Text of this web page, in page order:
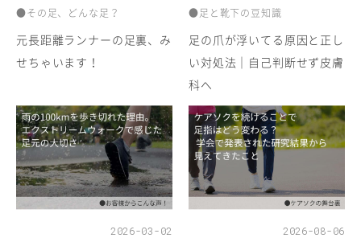
●その足、どんな足？
元長距離ランナーの足裏、み
せちゃいます！
●足と靴下の豆知識
足の爪が浮いてる原因と正し
い対処法｜自己判断せず皮膚
科へ
2026-03-02 2026-08-06